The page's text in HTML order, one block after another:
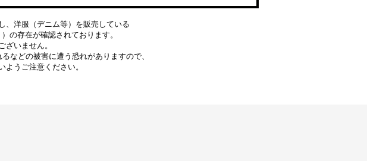
、洋服（デニム等）を販売している
の存在が確認されております。
ざいません。
などの被害に遭う恐れがありますので、
うご注意ください。